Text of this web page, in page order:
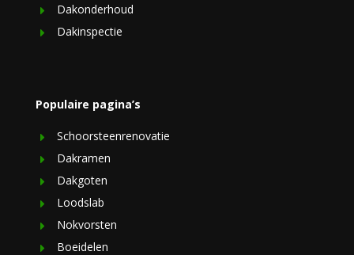
Dakonderhoud
Dakinspectie
Populaire pagina’s
Schoorsteenrenovatie
Dakramen
Dakgoten
Loodslab
Nokvorsten
Boeidelen